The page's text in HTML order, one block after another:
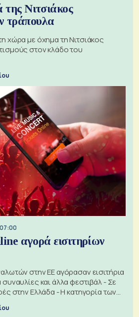
Νιτσιάκος
τράπουλα
χώρα με όχημα τη Νιτσιάκος
στον κλάδο του
αγορά εισιτηρίων
στην ΕΕ αγόρασαν εισιτήρια
και άλλα φεστιβάλ - Σε
στην Ελλάδα - Η κατηγορία των